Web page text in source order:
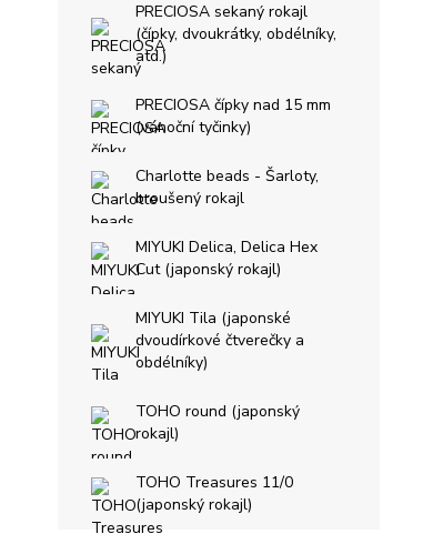
PRECIOSA sekaný rokajl
(čípky, dvoukrátky, obdélníky,
atd.)
PRECIOSA čípky nad 15 mm
(vánoční tyčinky)
Charlotte beads - Šarloty,
broušený rokajl
MIYUKI Delica, Delica Hex
Cut (japonský rokajl)
MIYUKI Tila (japonské
dvoudírkové čtverečky a
obdélníky)
TOHO round (japonský
rokajl)
TOHO Treasures 11/0
(japonský rokajl)